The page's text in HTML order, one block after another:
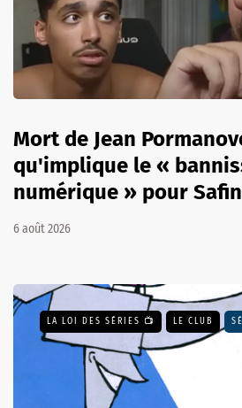
Mort de Jean
qu'implique le «
numérique » pour
6 août 2026
LA LOI DES SÉRIES 📺 LE CLUB